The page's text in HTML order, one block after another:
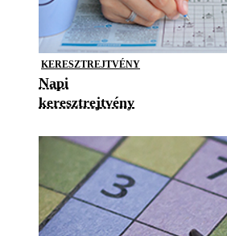
KERESZTREJTVÉNY
Napi
keresztrejtvény